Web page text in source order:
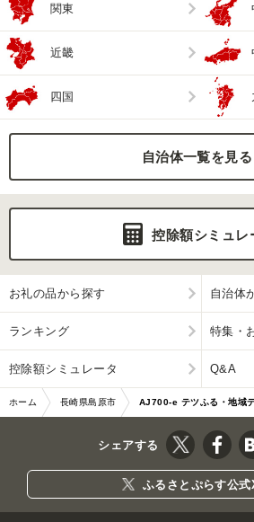
関東
近畿
四国
自治体一覧を見る
控除額シミュレ
お礼の品から探す 自治体
ランキング 特集・
控除額シミュレータ Q&A
ホーム 長崎県島原市 AJ700-e テツふる・地域
シェアする
ふるさとぷらす公式